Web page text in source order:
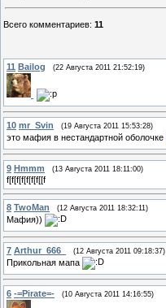
Всего комментариев: 11
11 Bailog (22 Августа 2011 21:52:19)
10 mr_Svin (19 Августа 2011 15:53:28)
это мафия в нестандартной оболочке
9 Hmmm (13 Августа 2011 18:11:00)
f[f[f[f[f[f[f[[f
8 TwoMan (12 Августа 2011 18:32:11)
Мафия))
7 Arthur_666_ (12 Августа 2011 09:18:37)
Прикольная мапа
6 -=Pirate=- (10 Августа 2011 14:16:55)